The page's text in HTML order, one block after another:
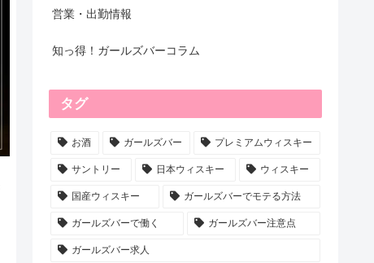
営業・出勤情報
知っ得！ガールズバーコラム
タグ
お酒 ガールズバー プレミアムウィスキー
サントリー 日本ウィスキー ウィスキー
国産ウィスキー ガールズバーでモテる方法
ガールズバーで働く ガールズバー注意点
ガールズバー求人